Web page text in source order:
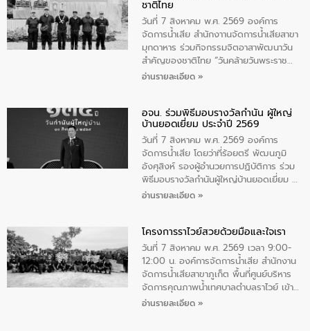
ชาติไทย
วันที่ 7 สิงหาคม พ.ศ. 2569 องค์การ
จัดการน้ำเสีย สำนักงาานจัดการน้ำเสียสาขา
มุกดาหาร ร่วมกิจกรรมจิตอาสาพัฒนาวัน
สําคัญของชาติไทย “วันคล้ายวันพระราช
สมภพ สมเด็จพระนางเจ้าสิริกิติ์พระบรม
ทิพย์คำ รองผู้ว่าราชการจังหวัดมุกดาหาร
เป็นประธานในพิธี ณ เรือนจําชั่วคราวนาโสก
ตําบลนาโสก อําเภอเมืองมุกดาหาร จังหวัด
มุกดาหาร โดยในกิจกรรมได้ร่วมปลูกป่า และ
ทําความสะอาดภายในบริเวณ จัดกิจกรรม
เพื่อถวายเป็นพระราชกุศล สมเด็จพระนาง
เจ้าสิริกิติ์พระบรมราชินีนาถ พระบรมราช
อ่านรายละเอียด »
อจน. ร่วมพิธีมอบรางวัลกำนัน ผู้ใหญ่
บ้านยอดเยี่ยม ประจำปี 2569
วันที่ 7 สิงหาคม พ.ศ. 2569 องค์การ
จัดการน้ำเสีย โดยว่าที่ร้อยตรี พัฒนภูมิ
อังศุสิงห์ รองผู้อำนวยการปฏิบัติการ ร่วม
พิธีมอบรางวัลกำนันผู้ใหญ่บ้านยอดเยี่ยม ณ
ทำเนียบรัฐบาล โดยมีนายอนุทิน ชาญวีรกูล
ทองคำและประกาศเกียรติคุณให้แก่ กำนัน
ผู้ใหญ่บ้านยอดเยี่ยม พร้อมกล่าวชื่นชม ให้
โอวาท และมอบนโยบาย
อ่านรายละเอียด »
โครงการราไวย์สวยด้วยมือและใจเรา
วันที่ 7 สิงหาคม พ.ศ. 2569 เวลา 9:00-
12:00 น. องค์การจัดการน้ำเสีย สำนักงาน
จัดการน้ำเสียสาขาภูเก็ต พื้นที่ศูนย์บริหาร
จัดการคุณภาพน้ำเทศบาลตำบลราไวย์ เข้า
ร่วมโครงการราไวย์สวยด้วยมือและใจเรา
อ่านรายละเอียด »